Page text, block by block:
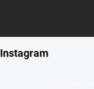
Instagram